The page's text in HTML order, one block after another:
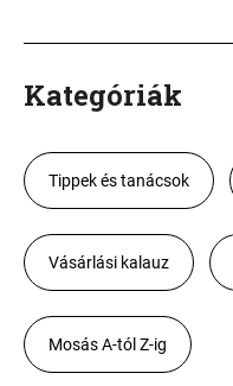
Kategóriák
Tippek és tanácsok
Vásárlási kalauz
Mosás A-tól Z-ig